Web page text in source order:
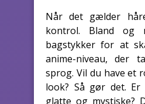
Når det gælder
kontrol. Bland og
bagstykker for at
anime-niveau, der
sprog. Vil du have et
look? Så gør det.
glatte og mystiske?